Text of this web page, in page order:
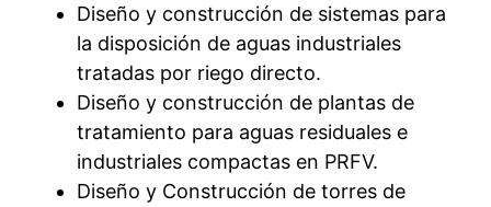
Diseño y construcción de sistemas para
la disposición de aguas industriales
tratadas por riego directo.
Diseño y construcción de plantas de
tratamiento para aguas residuales e
industriales compactas en PRFV.
Diseño y Construcción de torres de